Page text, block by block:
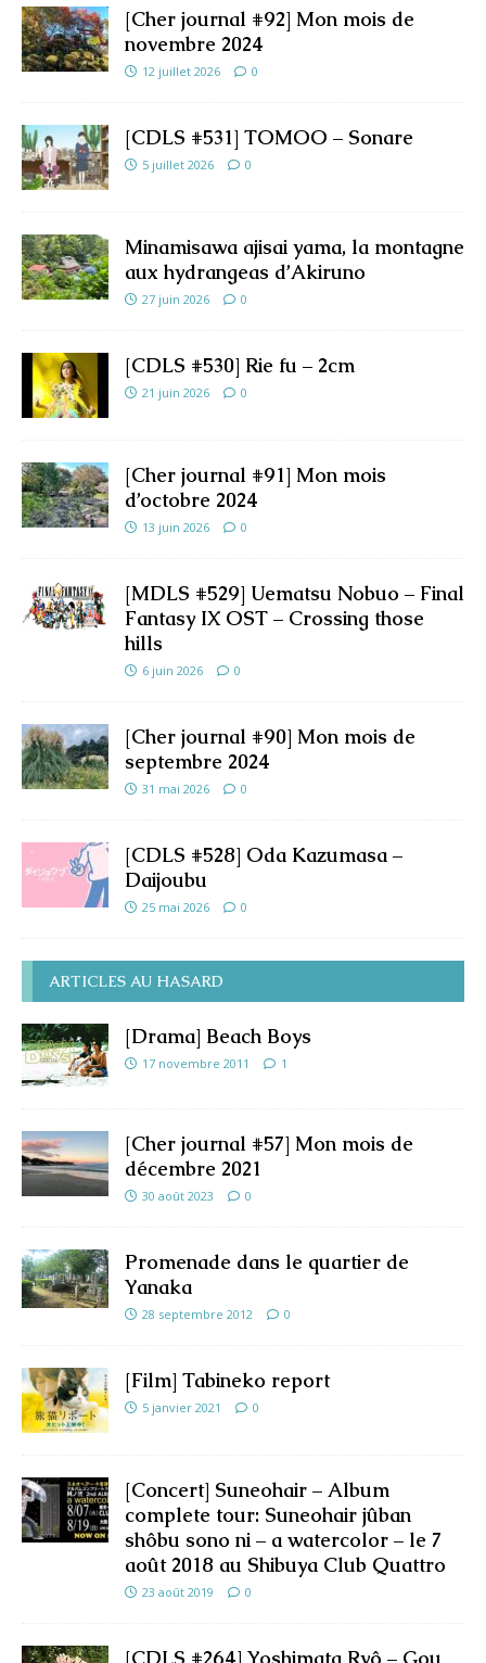
[Cher journal #92] Mon mois de
novembre 2024
12 juillet 2026 0
[CDLS #531] TOMOO – Sonare
5 juillet 2026 0
Minamisawa ajisai yama, la montagne
aux hydrangeas d’Akiruno
27 juin 2026 0
[CDLS #530] Rie fu – 2cm
21 juin 2026 0
[Cher journal #91] Mon mois
d’octobre 2024
13 juin 2026 0
[MDLS #529] Uematsu Nobuo – Final
Fantasy IX OST – Crossing those
hills
6 juin 2026 0
[Cher journal #90] Mon mois de
septembre 2024
31 mai 2026 0
[CDLS #528] Oda Kazumasa –
Daijoubu
25 mai 2026 0
ARTICLES AU HASARD
[Drama] Beach Boys
17 novembre 2011 1
[Cher journal #57] Mon mois de
décembre 2021
30 août 2023 0
Promenade dans le quartier de
Yanaka
28 septembre 2012 0
[Film] Tabineko report
5 janvier 2021 0
[Concert] Suneohair – Album
complete tour: Suneohair jûban
shôbu sono ni – a watercolor – le 7
août 2018 au Shibuya Club Quattro
23 août 2019 0